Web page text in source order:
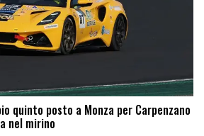
quinto posto a Monza per Carpenzano
nel mirino